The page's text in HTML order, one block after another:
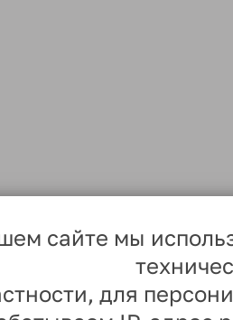
сайте мы
для